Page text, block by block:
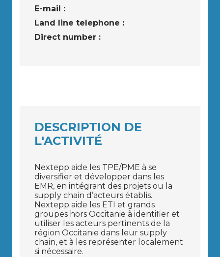
E-mail :
Land line telephone :
Direct number :
DESCRIPTION DE
L'ACTIVITÉ
Nextepp aide les TPE/PME à se
diversifier et développer dans les
EMR, en intégrant des projets ou la
supply chain d’acteurs établis.
Nextepp aide les ETI et grands
groupes hors Occitanie à identifier et
utiliser les acteurs pertinents de la
région Occitanie dans leur supply
chain, et à les représenter localement
si nécessaire.